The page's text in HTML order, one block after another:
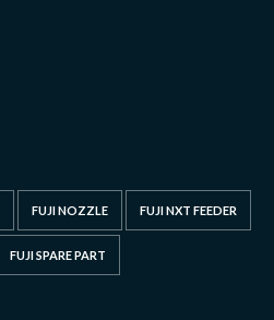
FUJI NOZZLE FUJI NXT FEEDER
FUJI SPARE PART